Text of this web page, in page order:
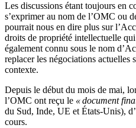
Les discussions étant toujours en
s’exprimer au nom de l’OMC ou
pourrait nous en dire plus sur
droits de propriété intellectuelle
également connu sous le nom
replacer les négociations actuelles
contexte.
Depuis le début du mois de mai,
l’OMC ont reçu le « document
du Sud, Inde, UE et États-Unis),
cours.